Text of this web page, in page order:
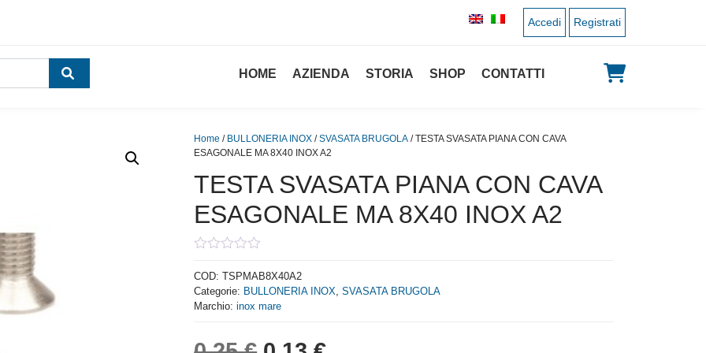
Accedi Registrati
HOME AZIENDA STORIA SHOP CONTATTI
Home / BULLONERIA INOX /SVASATA BRUGOLA / TESTA SVASATA PIANA CON CAVA
ESAGONALE MA 8X40 INOX A2
TESTA SVASATA PIANA CON CAVA
ESAGONALE MA 8X40 INOX A2
out
of
5
COD:TSPMAB8X40A2
Categorie: BULLONERIA INOX,SVASATA BRUGOLA
Marchio:inox mare